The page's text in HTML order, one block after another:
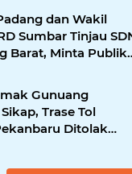
dan Wakil
Tinjau SDN
Barat, Minta Publik
Soal Dugaan
Gunuang
Trase Tol
Ditolak
Ulayat